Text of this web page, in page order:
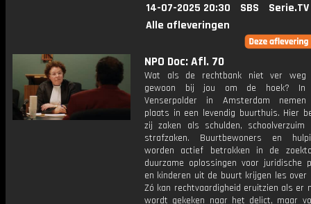
14-07-2025 20:30 SBS
Serie.TV
Alle afleveringen
NPO Doc: Afl. 70
Wat als de rechtbank niet ver weg
gewoon bij jou om de hoek?
Venserpolder in Amsterdam
plaats in een levendig buurthuis. Hier
zij zaken als schulden, schoolverzuim
strafzaken. Buurtbewoners en
worden actief betrokken in de
duurzame oplossingen voor juridische
en kinderen uit de buurt krijgen les over
Zó kan rechtvaardigheid eruitzien als er
wordt gekeken naar het delict, maar